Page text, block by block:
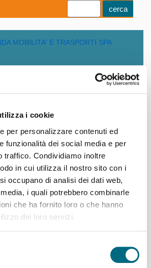
i cookie
per personalizzare contenuti ed
funzionalità dei social media e per
traffico. Condividiamo inoltre
in cui utilizza il nostro sito con i
occupano di analisi dei dati web,
i quali potrebbero combinarle
che ha fornito loro o che hanno
dei loro servizi.